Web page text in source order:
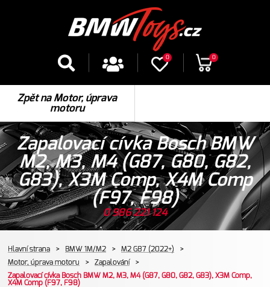
0 0
Zpět na Motor, úprava
motoru
Zapalovací cívka Bosch BMW
M2, M3, M4 (G87, G80, G82,
G83), X3M Comp, X4M Comp
(F97, F98)
0 986 221 124
Hlavní strana > BMW 1M/M2 > M2 G87 (2022+)
>
Motor, úprava motoru
> Zapalování
>
Zapalovací cívka Bosch BMW M2, M3, M4 (G87, G80, G82, G83), X3M Comp,
X4M Comp (F97, F98)